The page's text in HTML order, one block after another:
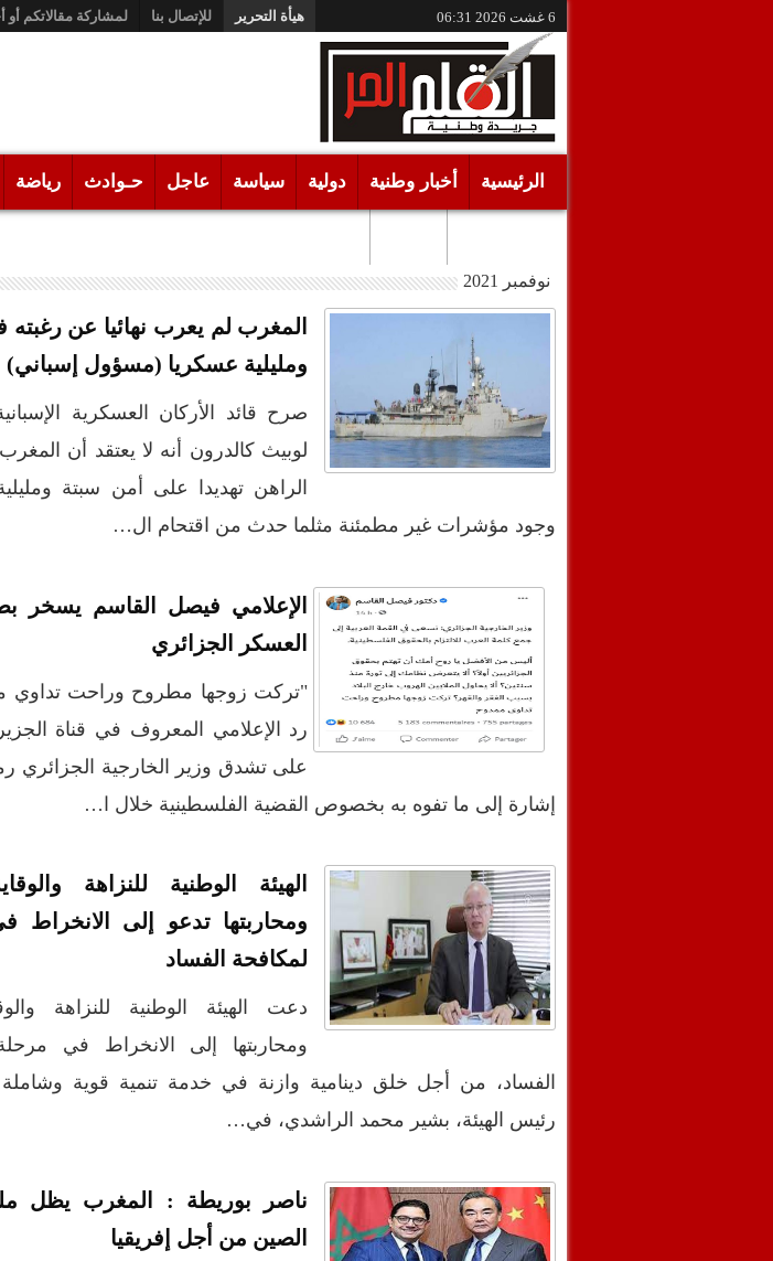
6 غشت 2026 06:31 هيأة التحرير للإتصال بنا لمشاركة مقالاتكم أو
الرئيسية أخبار وطنية دولية سياسة عاجل حـوادث رياضة
نوفمبر 2021
المغرب لم يعرب نهائيا عن
ومليلية عسكريا (مسؤول إسباني)
صرح قائد الأركان العسكرية
لوبيث كالدرون أنه لا يعتقد أن
الراهن تهديدا على أمن سبتة
وجود مؤشرات غير مطمئنة مثلما حدث من اقتحام ال…
الإعلامي فيصل القاسم يسخر
العسكر الجزائري
"تركت زوجها مطروح وراحت تداوي
رد الإعلامي المعروف في قناة
على تشدق وزير الخارجية الجزائري
إشارة إلى ما تفوه به بخصوص القضية الفلسطينية خلال ا…
الهيئة الوطنية للنزاهة
ومحاربتها تدعو إلى الانخراط
لمكافحة الفساد
دعت الهيئة الوطنية للنزاهة
ومحاربتها إلى الانخراط في
الفساد، من أجل خلق دينامية وازنة في خدمة تنمية قوية
رئيس الهيئة، بشير محمد الراشدي، في…
ناصر بوريطة : المغرب يظل
الصين من أجل إفريقيا